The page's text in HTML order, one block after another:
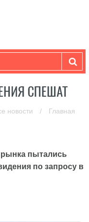
СПЕШАТ
новости / Главная
пытались
по запросу в